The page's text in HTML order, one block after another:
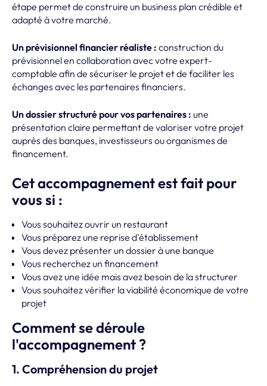
étape permet de construire un business plan crédible et
adapté à votre marché.
Un prévisionnel financier réaliste : construction du
prévisionnel en collaboration avec votre expert-
comptable afin de sécuriser le projet et de faciliter les
échanges avec les partenaires financiers.
Un dossier structuré pour vos partenaires : une
présentation claire permettant de valoriser votre projet
auprès des banques, investisseurs ou organismes de
financement.
Cet accompagnement est fait pour
vous si :
Vous souhaitez ouvrir un restaurant
Vous préparez une reprise d'établissement
Vous devez présenter un dossier à une banque
Vous recherchez un financement
Vous avez une idée mais avez besoin de la structurer
Vous souhaitez vérifier la viabilité économique de votre
projet
Comment se déroule
l'accompagnement ?
1. Compréhension du projet